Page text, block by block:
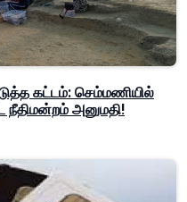
கட்டம்: செம்மணியில்
அனுமதி!